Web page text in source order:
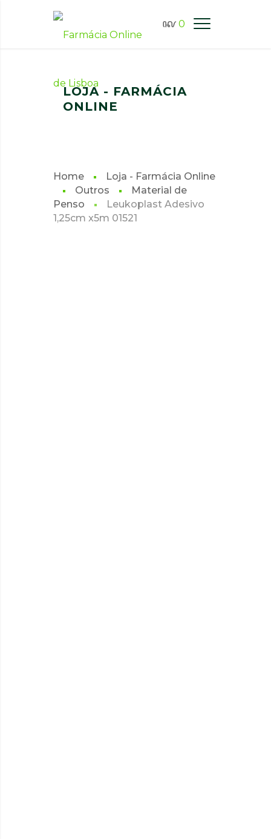
0
FARMÁCIA ONLINE LISBOA
LOJA - FARMÁCIA
ONLINE
Home
Loja - Farmácia Online
Outros
Material de
Penso
Leukoplast Adesivo
1,25cm x5m 01521